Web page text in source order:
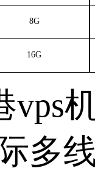
8G
16G
vps
多